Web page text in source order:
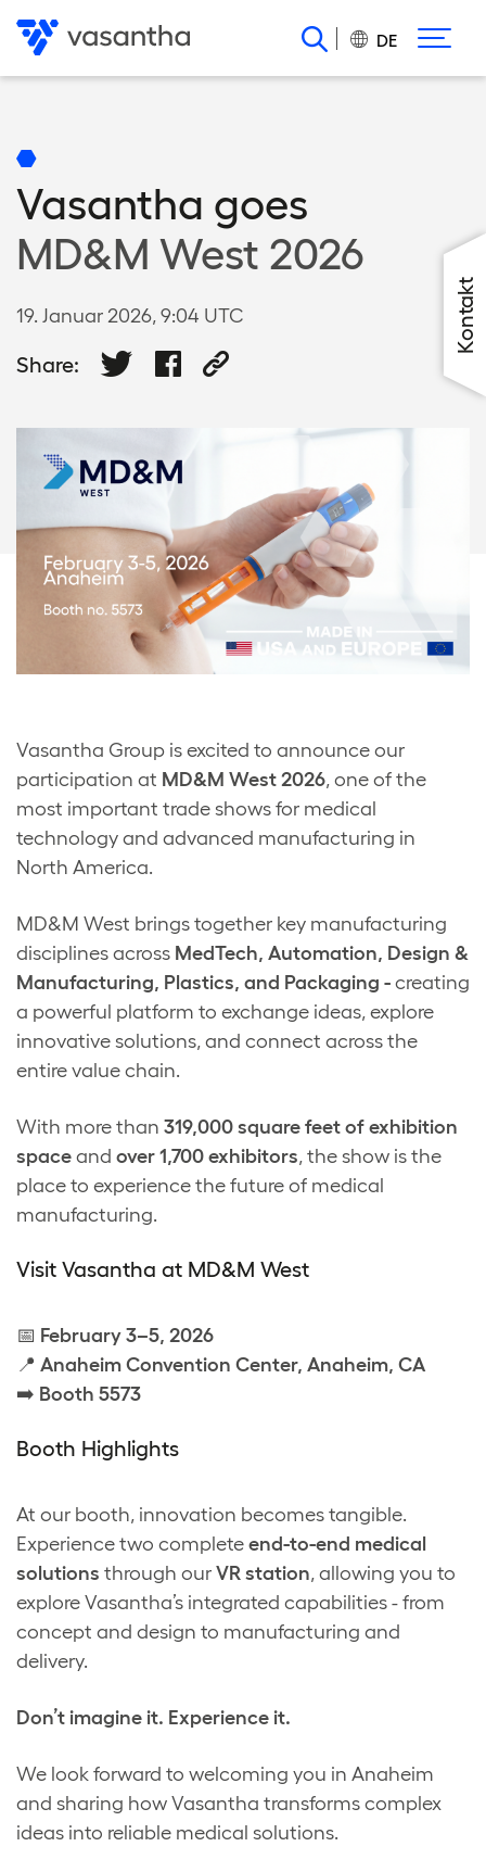
zum
DE
Vasantha goes
MD&M West 2026
19. Januar 2026, 9:04 UTC
Share:
Vasantha Group is excited to announce our
participation at MD&M West 2026, one of the
most important trade shows for medical
technology and advanced manufacturing in
North America.
MD&M West brings together key manufacturing
disciplines across MedTech, Automation, Design &
Manufacturing, Plastics, and Packaging -creating
a powerful platform to exchange ideas, explore
innovative solutions, and connect across the
entire value chain.
With more than 319,000 square feet of exhibition
spaceand over 1,700 exhibitors, the show is the
place to experience the future of medical
manufacturing.
Visit Vasantha at MD&M West
📅 February 3–5, 2026
📍 Anaheim Convention Center, Anaheim, CA
➡️ Booth 5573
Booth Highlights
At our booth, innovation becomes tangible.
Experience two completeend-to-end medical
solutions through ourVR station, allowing you to
explore Vasantha’s integrated capabilities - from
concept and design to manufacturing and
delivery.
Don’t imagine it. Experience it.
We look forward to welcoming you in Anaheim
and sharing how Vasantha transforms complex
ideas into reliable medical solutions.
Kontakt